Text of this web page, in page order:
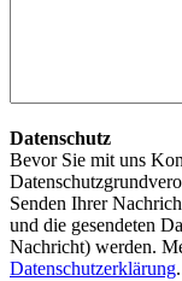
Datenschutz
Bevor Sie mit uns
Senden Ihrer
und die gesendeten
Nachricht) werden.
Datenschutzerklärung.